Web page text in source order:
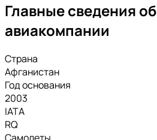
Главные сведения об
авиакомпании
Страна
Афганистан
Год основания
2003
IATA
RQ